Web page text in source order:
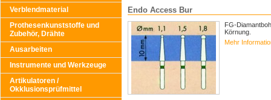
Verblendmaterial
Prothesenkunststoffe und
Zubehör, Drähte
Ausarbeiten
Instrumente und Werkzeuge
Artikulatoren /
Okklusionsprüfmittel
Endo Access Bur
FG-
Körnung.
Mehr